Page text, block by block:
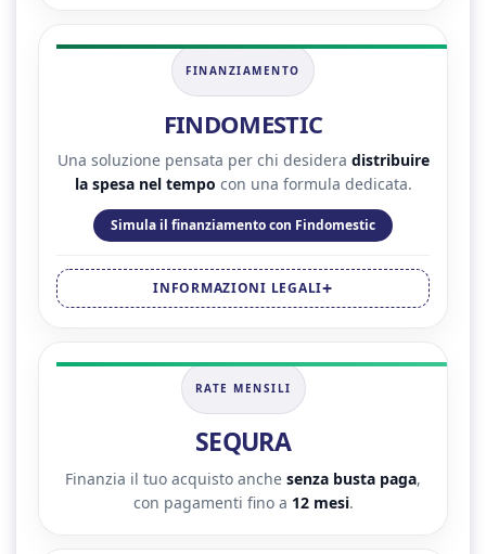
FINANZIAMENTO
FINDOMESTIC
Una soluzione pensata per chi desidera distribuire
la spesa nel tempo con una formula dedicata.
Simula il finanziamento con Findomestic
INFORMAZIONI LEGALI
RATE MENSILI
SEQURA
Finanzia il tuo acquisto anche senza busta paga,
con pagamenti fino a 12 mesi.